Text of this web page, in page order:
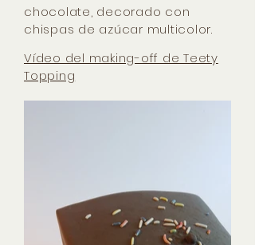
chocolate, decorado con
chispas de azúcar multicolor.
Vídeo del making-off de Teety
Topping